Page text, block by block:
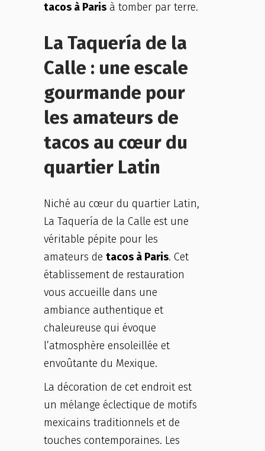
tacos à Paris à tomber par terre.
La Taquería de la
Calle : une escale
gourmande pour
les amateurs de
tacos au cœur du
quartier Latin
Niché au cœur du quartier Latin,
La Taquería de la Calle est une
véritable pépite pour les
amateurs de tacos à Paris. Cet
établissement de restauration
vous accueille dans une
ambiance authentique et
chaleureuse qui évoque
l’atmosphère ensoleillée et
envoûtante du Mexique.
La décoration de cet endroit est
un mélange éclectique de motifs
mexicains traditionnels et de
touches contemporaines. Les